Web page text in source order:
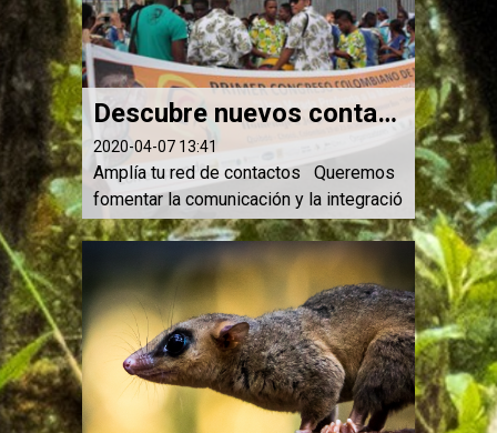
Descubre nuevos contactos
2020-04-07 13:41
Amplía tu red de contactos Queremos
fomentar la comunicación y la integració
n entre los interesados en el estudio
y conservación de los mamíferos. Fo
mentar la comunicación y la integració...